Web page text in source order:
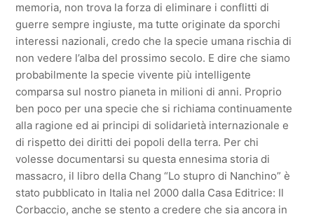
memoria, non trova la forza di eliminare i conflitti di
guerre sempre ingiuste, ma tutte originate da sporchi
interessi nazionali, credo che la specie umana rischia di
non vedere l’alba del prossimo secolo. E dire che siamo
probabilmente la specie vivente più intelligente
comparsa sul nostro pianeta in milioni di anni. Proprio
ben poco per una specie che si richiama continuamente
alla ragione ed ai principi di solidarietà internazionale e
di rispetto dei diritti dei popoli della terra. Per chi
volesse documentarsi su questa ennesima storia di
massacro, il libro della Chang “Lo stupro di Nanchino” è
stato pubblicato in Italia nel 2000 dalla Casa Editrice: Il
Corbaccio, anche se stento a credere che sia ancora in